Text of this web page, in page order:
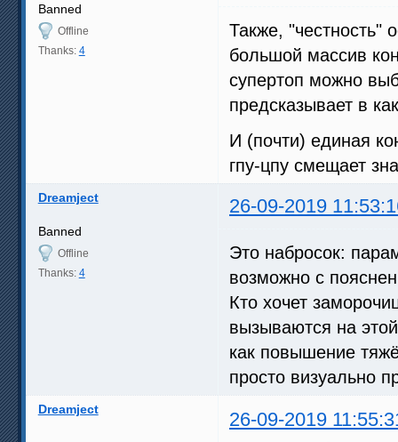
Banned
Offline
Thanks: 4
Также, "честность"
большой массив
супертоп можно
предсказывает в
И (почти) единая
гпу-цпу смещает
Dreamject 26-09-2019
Banned
Offline
Thanks: 4
Это набросок:
возможно с
Кто хочет
вызываются на
как повышение
просто визуально
Dreamject 26-09-2019